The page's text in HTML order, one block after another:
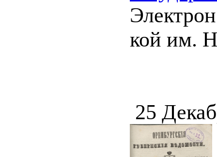
кой им.
25